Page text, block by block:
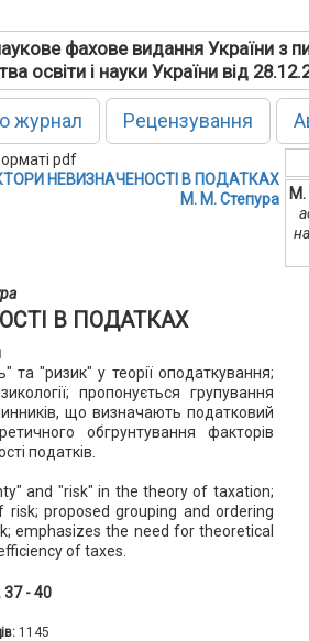
фахове видання України з
освіти і науки України від
журнал Рецензування
НЕВИЗНАЧЕНОСТІ В ПОДАТКАХ
М. М. Степура
В ПОДАТКАХ
та "ризик" у теорії оподаткування;
пропонується групування
що визначають податковий
обгрунтування факторів
податків.
and "risk" in the theory of taxation;
proposed grouping and ordering
emphasizes the need for theoretical
of taxes.
- 40
1145
М.